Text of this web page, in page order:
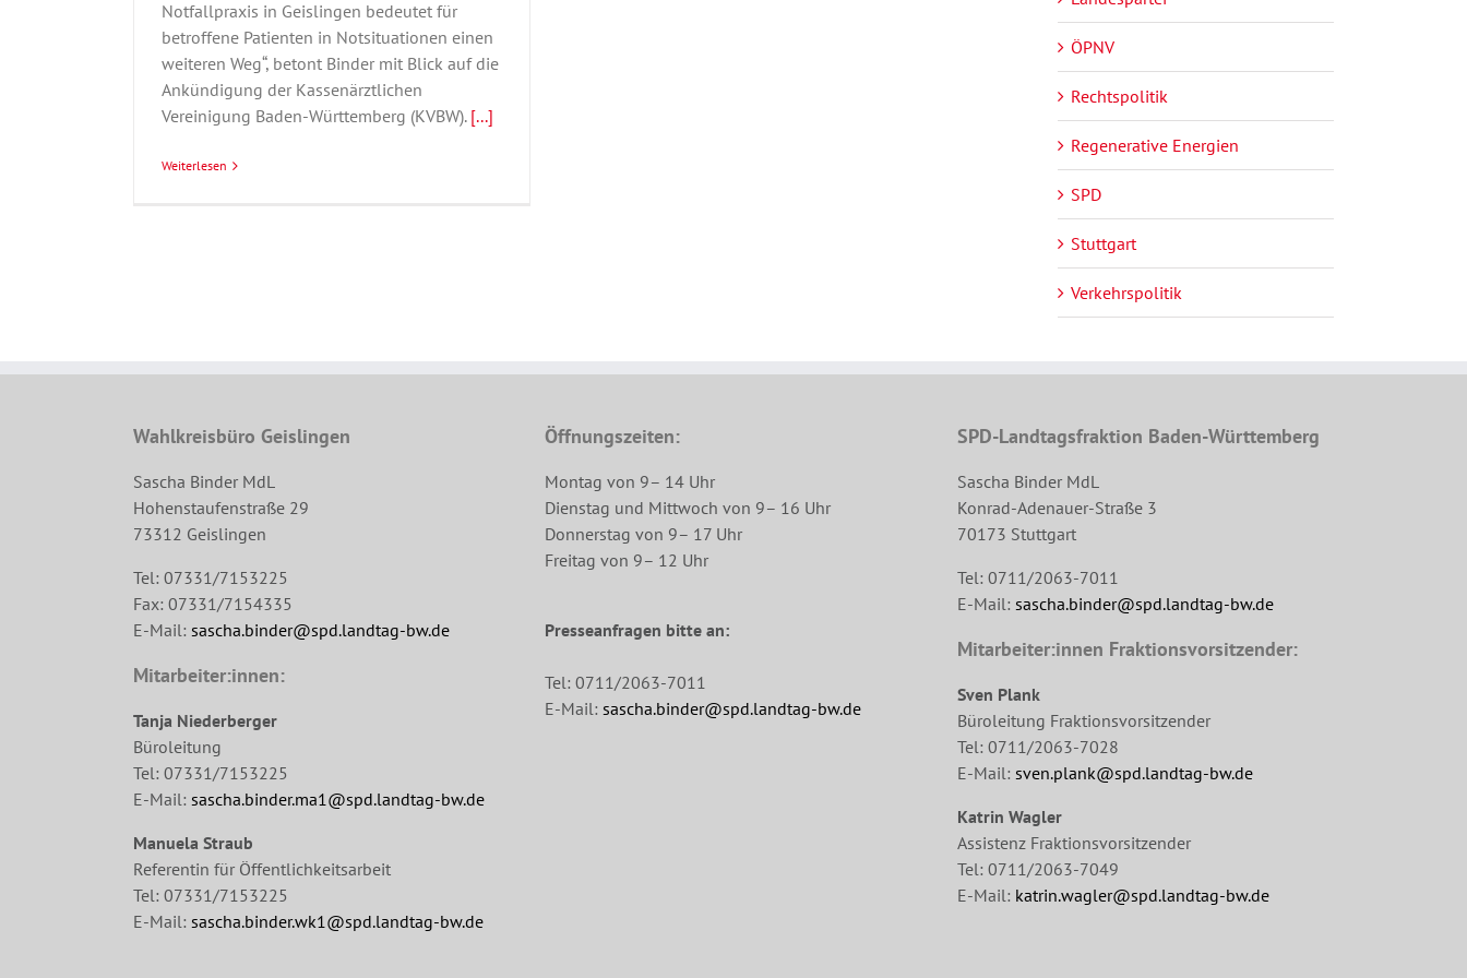
Notfallpraxis in Geislingen bedeutet für
betroffene Patienten in Notsituationen einen
weiteren Weg“, betont Binder mit Blick auf die
Ankündigung der Kassenärztlichen
Vereinigung Baden-Württemberg (KVBW). [...]
Weiterlesen
ÖPNV
Rechtspolitik
Regenerative Energien
SPD
Stuttgart
Verkehrspolitik
Wahlkreisbüro Geislingen
Sascha Binder MdL
Hohenstaufenstraße 29
73312 Geislingen
Tel: 07331/7153225
Fax: 07331/7154335
E-Mail: sascha.binder@spd.landtag-bw.de
Mitarbeiter:innen:
Tanja Niederberger
Büroleitung
Tel: 07331/7153225
E-Mail: sascha.binder.ma1@spd.landtag-bw.de
Manuela Straub
Referentin für Öffentlichkeitsarbeit
Tel: 07331/7153225
E-Mail: sascha.binder.wk1@spd.landtag-bw.de
Öffnungszeiten:
Montag von 9– 14 Uhr
Dienstag und Mittwoch von 9– 16 Uhr
Donnerstag von 9– 17 Uhr
Freitag von 9– 12 Uhr
Presseanfragen bitte an:
Tel: 0711/2063-7011
E-Mail:sascha.binder@spd.landtag-bw.de
SPD-Landtagsfraktion Baden-Württemberg
Sascha Binder MdL
Konrad-Adenauer-Straße 3
70173 Stuttgart
Tel: 0711/2063-7011
E-Mail: sascha.binder@spd.landtag-bw.de
Mitarbeiter:innen Fraktionsvorsitzender:
Sven Plank
Büroleitung Fraktionsvorsitzender
Tel: 0711/2063-7028
E-Mail: sven.plank@spd.landtag-bw.de
Katrin Wagler
Assistenz Fraktionsvorsitzender
Tel: 0711/2063-7049
E-Mail: katrin.wagler@spd.landtag-bw.de